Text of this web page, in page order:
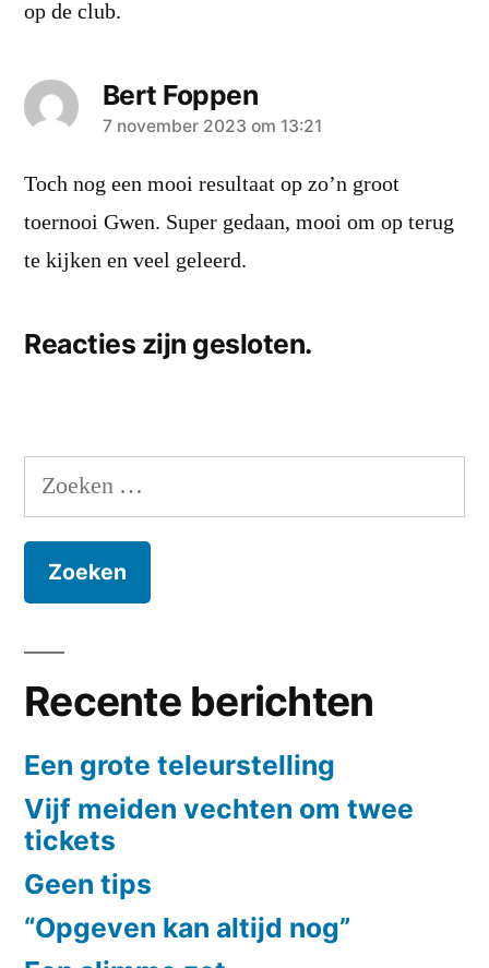
op de club.
Bert Foppen
zei:
7 november 2023 om 13:21
Toch nog een mooi resultaat op zo’n groot
toernooi Gwen. Super gedaan, mooi om op terug
te kijken en veel geleerd.
Reacties zijn gesloten.
Zoeken
naar:
Recente berichten
Een grote teleurstelling
Vijf meiden vechten om twee
tickets
Geen tips
“Opgeven kan altijd nog”